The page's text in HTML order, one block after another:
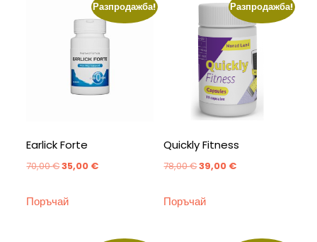
Разпродажба!
Earlick Forte
70,00€Original
was:
35,00 €Текущата
Поръчай
Разпродажба!
Quickly Fitness
78,00€Original
was:
39,00 €Текущата
Поръчай